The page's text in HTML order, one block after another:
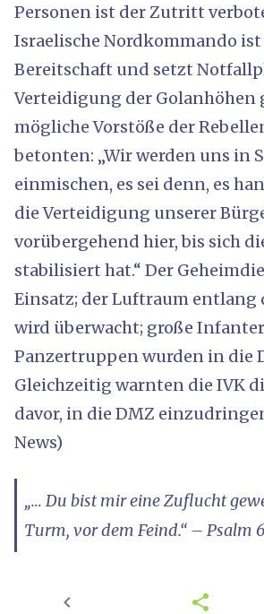
Personen ist der Zutritt
Israelische Nordkommando
Bereitschaft und setzt
Verteidigung der Golanhöhen
mögliche Vorstöße der
betonten: „Wir werden uns in
einmischen, es sei denn, es
die Verteidigung unserer
vorübergehend hier, bis sich
stabilisiert hat.“ Der
Einsatz; der Luftraum entlang
wird überwacht; große
Panzertruppen wurden in die
Gleichzeitig warnten die IVK
davor, in die DMZ
News)
„… Du bist mir eine Zuflucht
Turm, vor dem Feind.“ – Psalm